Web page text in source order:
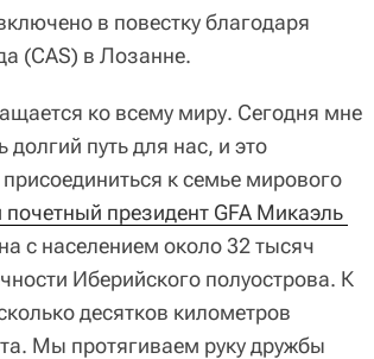
в повестку благодаря
(CAS) в Лозанне.
ко всему миру. Сегодня мне
путь для нас, и это
к семье мирового
президент GFA Микаэль
с населением около 32 тысяч
Иберийского полуострова. К
десятков километров
Мы протягиваем руку дружбы